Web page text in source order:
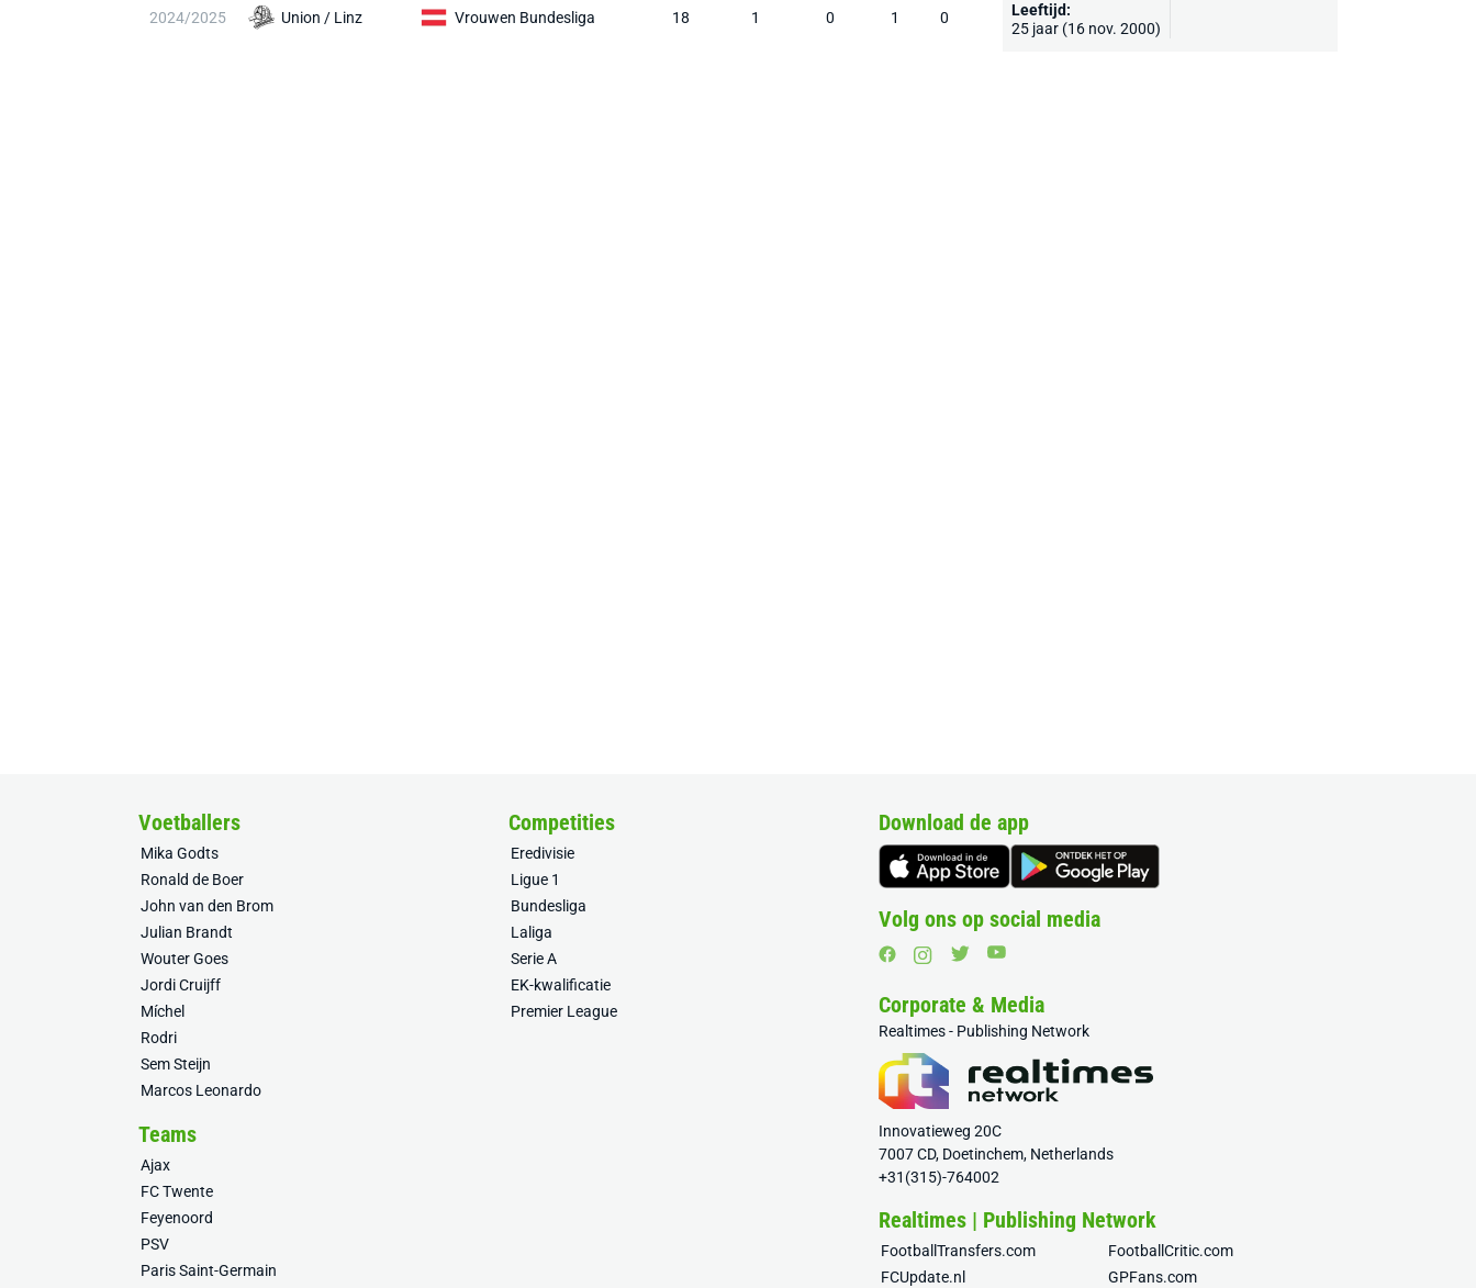
2024/2025 Union / Linz Vrouwen Bundesliga 18 1 0 1 0
Leeftijd:
25 jaar (16 nov. 2000)
Voetballers
Mika Godts
Ronald de Boer
John van den Brom
Julian Brandt
Wouter Goes
Jordi Cruijff
Míchel
Rodri
Sem Steijn
Marcos Leonardo
Competities
Eredivisie
Ligue 1
Bundesliga
Laliga
Serie A
EK-kwalificatie
Premier League
Teams
Ajax
FC Twente
Feyenoord
PSV
Paris Saint-Germain
Download de app
Volg ons op social media
Corporate & Media
Realtimes - Publishing Network
Innovatieweg 20C
7007 CD, Doetinchem, Netherlands
+31(315)-764002
Realtimes | Publishing Network
FootballTransfers.com
FootballCritic.com
FCUpdate.nl
GPFans.com